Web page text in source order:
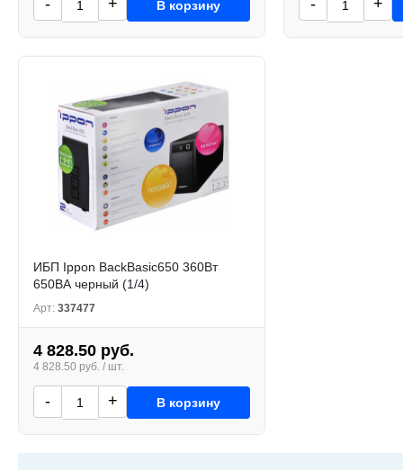
- + В корзину - +
ИБП Ippon BackBasic650 360Вт
650ВА черный (1/4)
Арт: 337477
4 828.50 руб.
4 828.50 руб. / шт.
- + В корзину